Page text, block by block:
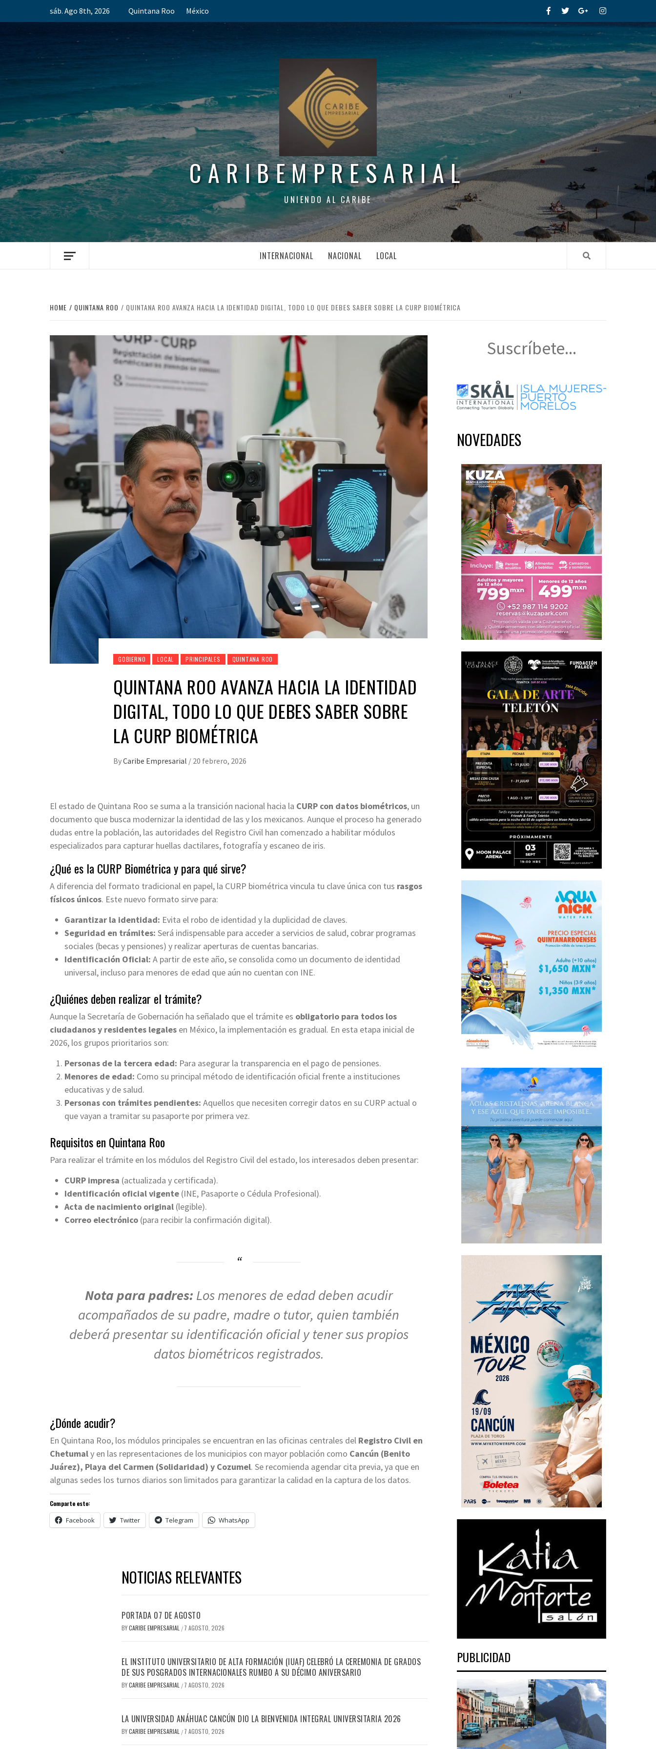
sáb. Ago 8th, 2026 Quintana Roo México FacebookTwitterGoogle+Instagram
CARIBEMPRESARIAL
UNIENDO AL CARIBE
INTERNACIONAL NACIONAL LOCAL
HOME QUINTANA ROO QUINTANA ROO AVANZA HACIA LA IDENTIDAD DIGITAL, TODO LO QUE DEBES SABER SOBRE LA CURP BIOMÉTRICA
GOBIERNO LOCAL PRINCIPALES QUINTANA ROO
QUINTANA ROO AVANZA HACIA LA IDENTIDAD
DIGITAL, TODO LO QUE DEBES SABER SOBRE
LA CURP BIOMÉTRICA
ByCaribe Empresarial / 20 febrero, 2026
El estado de Quintana Roo se suma a la transición nacional hacia la CURP con datos biométricos, un
documento que busca modernizar la identidad de las y los mexicanos. Aunque el proceso ha generado
dudas entre la población, las autoridades del Registro Civil han comenzado a habilitar módulos
especializados para capturar huellas dactilares, fotografía y escaneo de iris.
¿Qué es la CURP Biométrica y para qué sirve?
A diferencia del formato tradicional en papel, la CURP biométrica vincula tu clave única con tus rasgos
físicos únicos. Este nuevo formato sirve para:
Garantizar la identidad: Evita el robo de identidad y la duplicidad de claves.
Seguridad en trámites: Será indispensable para acceder a servicios de salud, cobrar programas
sociales (becas y pensiones) y realizar aperturas de cuentas bancarias.
Identificación Oficial: A partir de este año, se consolida como un documento de identidad
universal, incluso para menores de edad que aún no cuentan con INE.
¿Quiénes deben realizar el trámite?
Aunque la Secretaría de Gobernación ha señalado que el trámite es obligatorio para todos los
ciudadanos y residentes legales en México, la implementación es gradual. En esta etapa inicial de
2026, los grupos prioritarios son:
Personas de la tercera edad: Para asegurar la transparencia en el pago de pensiones.
Menores de edad: Como su principal método de identificación oficial frente a instituciones
educativas y de salud.
Personas con trámites pendientes: Aquellos que necesiten corregir datos en su CURP actual o
que vayan a tramitar su pasaporte por primera vez.
Requisitos en Quintana Roo
Para realizar el trámite en los módulos del Registro Civil del estado, los interesados deben presentar:
CURP impresa (actualizada y certificada).
Identificación oficial vigente (INE, Pasaporte o Cédula Profesional).
Acta de nacimiento original (legible).
Correo electrónico (para recibir la confirmación digital).
Nota para padres: Los menores de edad deben acudir
acompañados de su padre, madre o tutor, quien también
deberá presentar su identificación oficial y tener sus propios
datos biométricos registrados.
¿Dónde acudir?
En Quintana Roo, los módulos principales se encuentran en las oficinas centrales del Registro Civil en
Chetumaly en las representaciones de los municipios con mayor población como Cancún (Benito
Juárez), Playa del Carmen (Solidaridad) y Cozumel. Se recomienda agendar cita previa, ya que en
algunas sedes los turnos diarios son limitados para garantizar la calidad en la captura de los datos.
Comparte esto:
Facebook Twitter Telegram WhatsApp
NOTICIAS RELEVANTES
PORTADA 07 DE AGOSTO
BYCARIBE EMPRESARIAL / 7 AGOSTO, 2026
EL INSTITUTO UNIVERSITARIO DE ALTA FORMACIÓN (IUAF) CELEBRÓ LA CEREMONIA DE GRADOS
DE SUS POSGRADOS INTERNACIONALES RUMBO A SU DÉCIMO ANIVERSARIO
BYCARIBE EMPRESARIAL / 7 AGOSTO, 2026
LA UNIVERSIDAD ANÁHUAC CANCÚN DIO LA BIENVENIDA INTEGRAL UNIVERSITARIA 2026
BYCARIBE EMPRESARIAL / 7 AGOSTO, 2026
Suscríbete...
NOVEDADES
PUBLICIDAD